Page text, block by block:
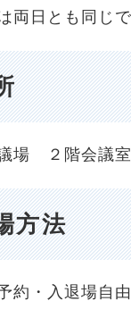
日とも同じで
２階会議室
方法
約・入退場自由